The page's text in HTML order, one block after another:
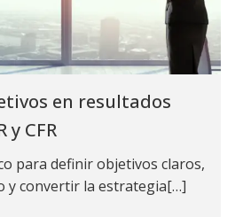
en resultados
y CFR
para definir objetivos claros,
y convertir la estrategia[…]